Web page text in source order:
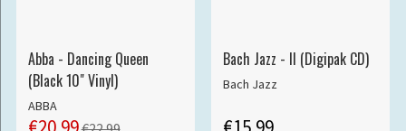
Abba - Dancing Queen
(Black 10" Vinyl)
ABBA
Bach Jazz - II (Digipak CD)
Bach Jazz